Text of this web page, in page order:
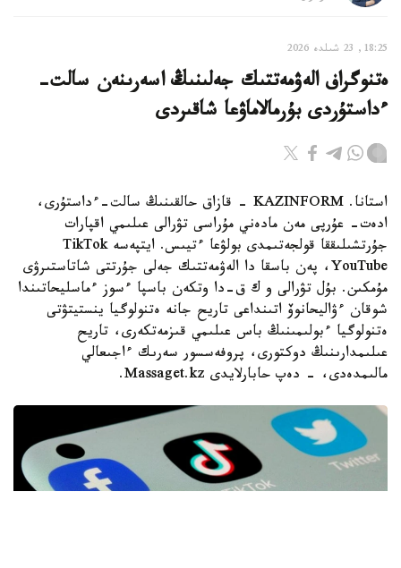
18:25, 23 شىلدە 2026
ەتنوگراف الەۋمەتتىك جەلىنىڭ اسەرىنەن سالت-
ءداستۇردى بۇرمالاماۋعا شاقىردى
استانا. KAZINFORM - قازاق حالقىنىڭ سالت-ءداستۇرى،
ادەت- عۇرپى مەن مادەني مۇراسى تۋرالى عىلىمي اقپارات
جۇرتشىلىققا قولجەتىمدى بولۋعا ءتيىس. ايتپەسە TikTok
،YouTube پەن باسقا دا الەۋمەتتىك جەلى جۇرتتى شاتاستىرۋى
مۇمكىن. بۇل تۋرالى و ك ق-دا وتكەن باسپا ءسوز ءماسليحاتىندا
شوقان ءۋاليحانوۆ اتىنداعى تاريح جانە ەتنولوگيا ينستيتۋتى
ەتنولوگيا ءبولىمىنىڭ باس عىلىمي قىزمەتكەرى، تاريح
عىلىمدارىنىڭ دوكتورى، پروفەسسور سەرىك ءاجىعالي
مالىمدەدى، - دەپ حابارلايدى Massaget.kz.